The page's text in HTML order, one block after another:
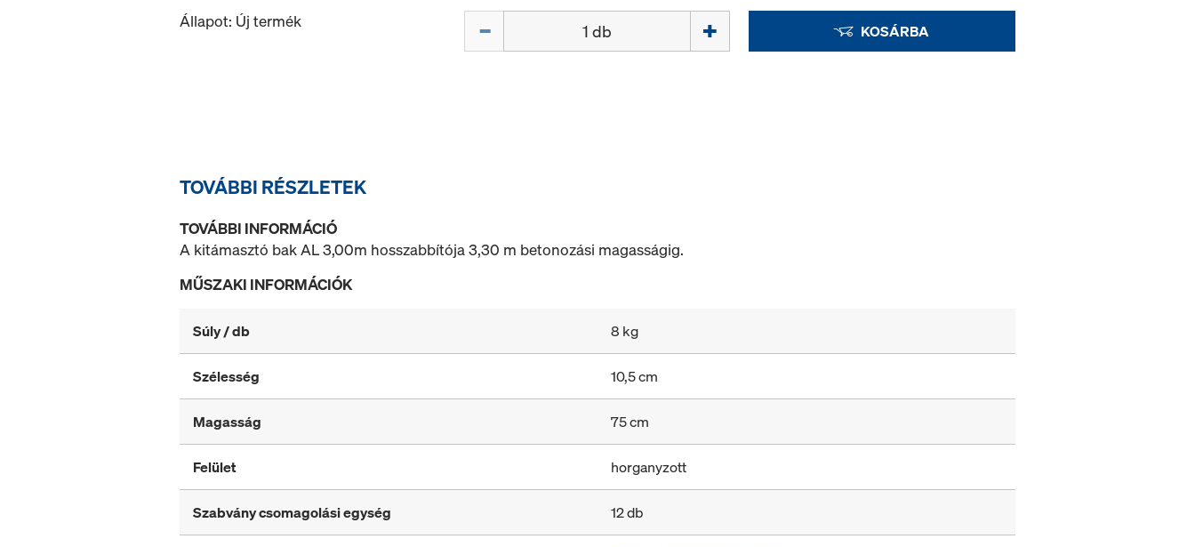
Állapot: Új termék KOSÁRBA
TOVÁBBI RÉSZLETEK
TOVÁBBI INFORMÁCIÓ
A kitámasztó bak AL 3,00m hosszabbítója 3,30 m betonozási magasságig.
MŰSZAKI INFORMÁCIÓK
Súly / db 8 kg
Szélesség 10,5 cm
Magasság 75 cm
Felület horganyzott
Szabvány csomagolási egység 12 db